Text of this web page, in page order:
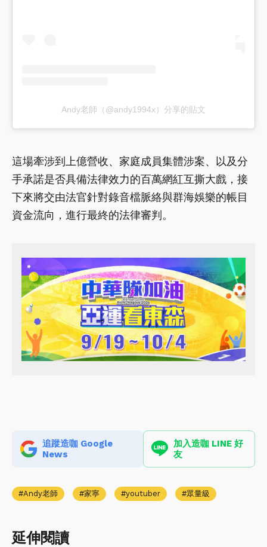
Andy老師（@andy1994x）分享的貼文
這場牽涉到上億營收、家庭成員集體涉案、以及分
手承諾是否具備法律效力的百萬網紅互撕大戲，接
下來將交由法官針對錄音檔脈絡與群海娛樂的帳目
資金流向，進行最終的法律審判。
追蹤造咖 Google
News
加入造咖 LINE 好
友
Andy老師 家寧 youtuber 眾量級
延伸閱讀